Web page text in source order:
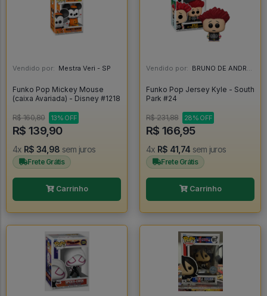
Vendido por: Mestra Veri - SP
Funko Pop Mickey Mouse
(caixa Avariada) - Disney #1218
R$ 160,80 13% OFF
R$ 139,90
4x R$ 34,98 sem juros
Frete Grátis
Carrinho
Vendido por: BRUNO DE ANDRADE CLEMENTE - SC
Funko Pop Jersey Kyle - South
Park #24
R$ 231,88 28% OFF
R$ 166,95
4x R$ 41,74 sem juros
Frete Grátis
Carrinho